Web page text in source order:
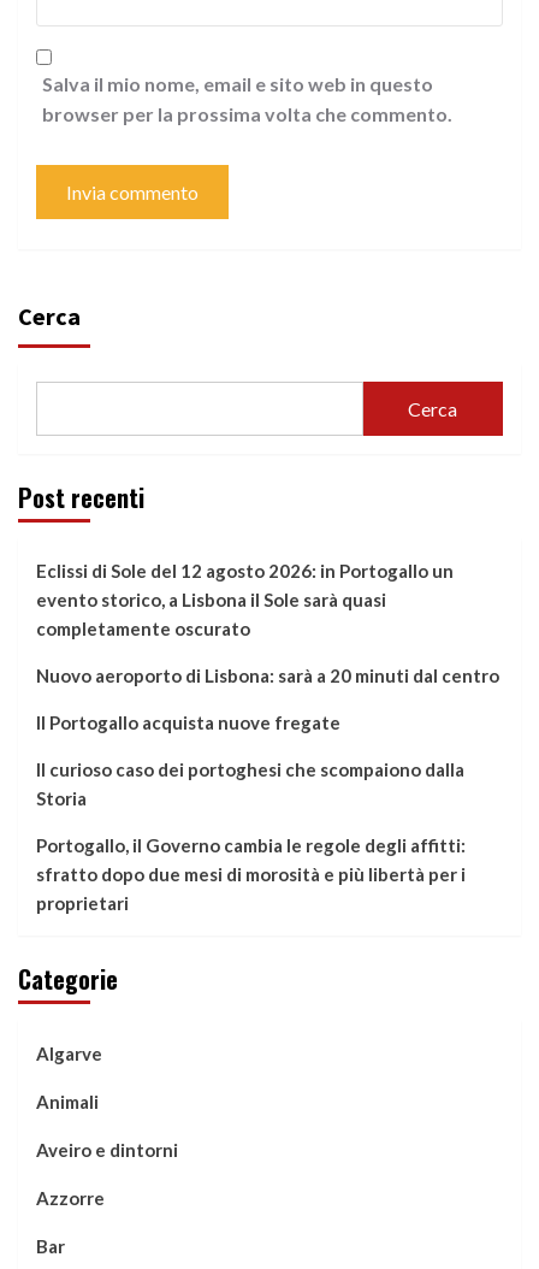
Salva il mio nome, email e sito web in questo
browser per la prossima volta che commento.
Cerca
Cerca
Post recenti
Eclissi di Sole del 12 agosto 2026: in Portogallo un
evento storico, a Lisbona il Sole sarà quasi
completamente oscurato
Nuovo aeroporto di Lisbona: sarà a 20 minuti dal centro
Il Portogallo acquista nuove fregate
Il curioso caso dei portoghesi che scompaiono dalla
Storia
Portogallo, il Governo cambia le regole degli affitti:
sfratto dopo due mesi di morosità e più libertà per i
proprietari
Categorie
Algarve
Animali
Aveiro e dintorni
Azzorre
Bar